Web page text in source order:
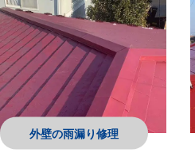
外壁の雨漏り修理